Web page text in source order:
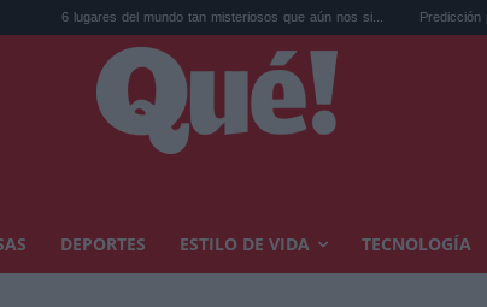
del mundo tan misteriosos que aún nos si... Predicción para el eclipse
DEPORTES ESTILO DE VIDA TECNOLOGÍA